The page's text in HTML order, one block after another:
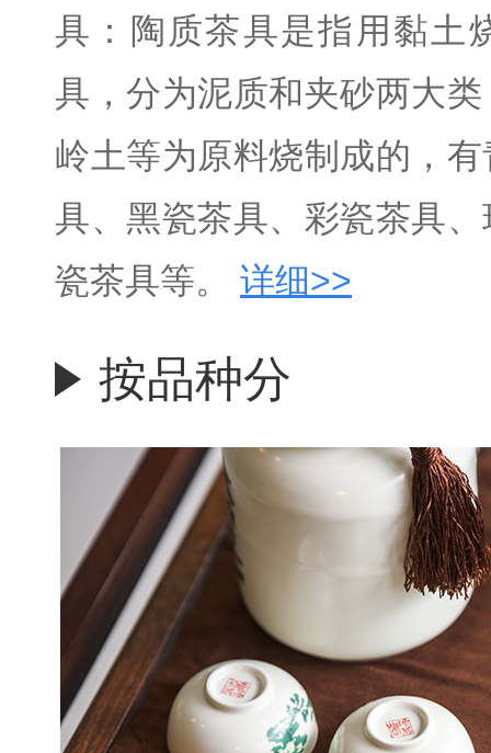
具：陶质茶具是指用黏土
具，分为泥质和夹砂两大
岭土等为原料烧制成的，
具、黑瓷茶具、彩瓷茶具
瓷茶具等。
详细>>
按品种分